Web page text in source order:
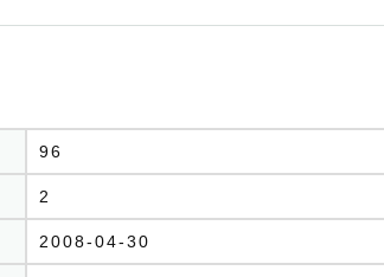
96
2
2008-04-30